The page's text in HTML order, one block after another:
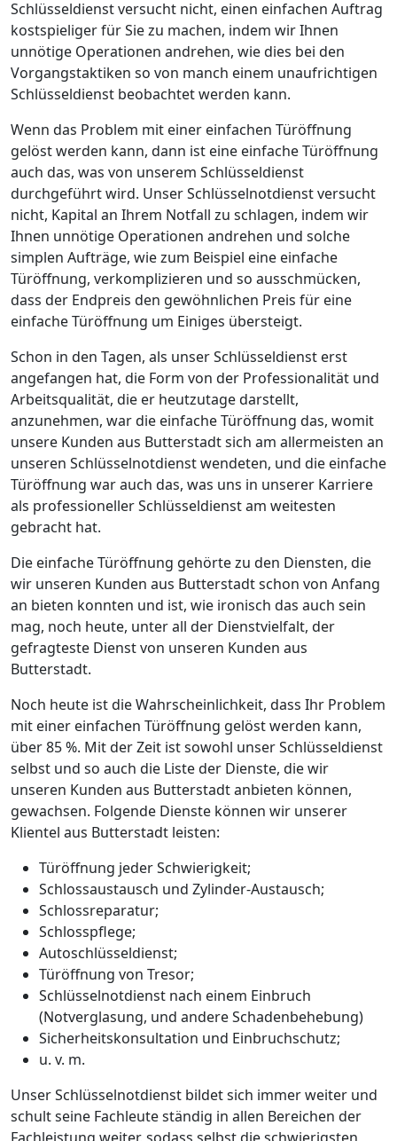
Schlüsseldienst versucht nicht, einen einfachen Auftrag
kostspieliger für Sie zu machen, indem wir Ihnen
unnötige Operationen andrehen, wie dies bei den
Vorgangstaktiken so von manch einem unaufrichtigen
Schlüsseldienst beobachtet werden kann.
Wenn das Problem mit einer einfachen Türöffnung
gelöst werden kann, dann ist eine einfache Türöffnung
auch das, was von unserem Schlüsseldienst
durchgeführt wird. Unser Schlüsselnotdienst versucht
nicht, Kapital an Ihrem Notfall zu schlagen, indem wir
Ihnen unnötige Operationen andrehen und solche
simplen Aufträge, wie zum Beispiel eine einfache
Türöffnung, verkomplizieren und so ausschmücken,
dass der Endpreis den gewöhnlichen Preis für eine
einfache Türöffnung um Einiges übersteigt.
Schon in den Tagen, als unser Schlüsseldienst erst
angefangen hat, die Form von der Professionalität und
Arbeitsqualität, die er heutzutage darstellt,
anzunehmen, war die einfache Türöffnung das, womit
unsere Kunden aus Butterstadt sich am allermeisten an
unseren Schlüsselnotdienst wendeten, und die einfache
Türöffnung war auch das, was uns in unserer Karriere
als professioneller Schlüsseldienst am weitesten
gebracht hat.
Die einfache Türöffnung gehörte zu den Diensten, die
wir unseren Kunden aus Butterstadt schon von Anfang
an bieten konnten und ist, wie ironisch das auch sein
mag, noch heute, unter all der Dienstvielfalt, der
gefragteste Dienst von unseren Kunden aus
Butterstadt.
Noch heute ist die Wahrscheinlichkeit, dass Ihr Problem
mit einer einfachen Türöffnung gelöst werden kann,
über 85 %. Mit der Zeit ist sowohl unser Schlüsseldienst
selbst und so auch die Liste der Dienste, die wir
unseren Kunden aus Butterstadt anbieten können,
gewachsen. Folgende Dienste können wir unserer
Klientel aus Butterstadt leisten:
Türöffnung jeder Schwierigkeit;
Schlossaustausch und Zylinder-Austausch;
Schlossreparatur;
Schlosspflege;
Autoschlüsseldienst;
Türöffnung von Tresor;
Schlüsselnotdienst nach einem Einbruch
(Notverglasung, und andere Schadenbehebung)
Sicherheitskonsultation und Einbruchschutz;
u. v. m.
Unser Schlüsselnotdienst bildet sich immer weiter und
schult seine Fachleute ständig in allen Bereichen der
Fachleistung weiter, sodass selbst die schwierigsten